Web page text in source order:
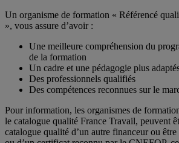
Un organisme de formation « Référencé
», vous assure d’avoir :
Une meilleure compréhension du
de la formation
Un cadre et une pédagogie plus
Des professionnels qualifiés
Des compétences reconnues sur le
Pour information, les organismes de
le catalogue qualité France Travail, peuvent
catalogue qualité d’un autre financeur ou être